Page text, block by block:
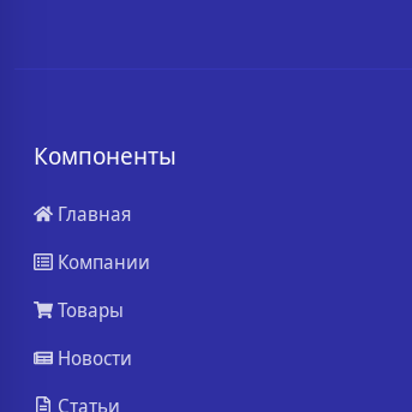
Компоненты
Главная
Компании
Товары
Новости
Статьи